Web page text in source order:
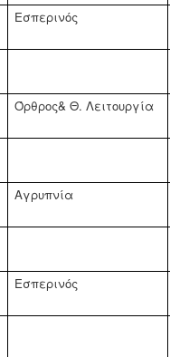
Εσπερινός
Όρθρος& Θ. Λειτουργία
Αγρυπνία
Εσπερινός